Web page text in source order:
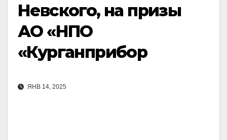
Невского, на призы
АО «НПО
«Курганприбор
ЯНВ 14, 2025